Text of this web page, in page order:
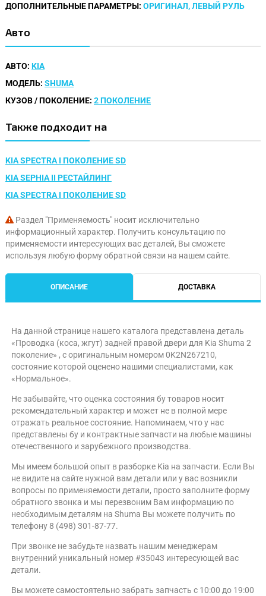
ДОПОЛНИТЕЛЬНЫЕ ПАРАМЕТРЫ: ОРИГИНАЛ, ЛЕВЫЙ РУЛЬ
Авто
АВТО: KIA
МОДЕЛЬ: SHUMA
КУЗОВ / ПОКОЛЕНИЕ: 2 ПОКОЛЕНИЕ
Также подходит на
KIA SPECTRA I ПОКОЛЕНИЕ SD
KIA SEPHIA II РЕСТАЙЛИНГ
KIA SPECTRA I ПОКОЛЕНИЕ SD
Раздел "Применяемость" носит исключительно
информационный характер. Получить консультацию по
применяемости интересующих вас деталей, Вы сможете
используя любую форму обратной связи на нашем сайте.
ОПИСАНИЕ ДОСТАВКА
На данной странице нашего каталога представлена деталь
«Проводка (коса, жгут) задней правой двери для Kia Shuma 2
поколение» , с оригинальным номером 0K2N267210,
состояние которой оценено нашими специалистами, как
«Нормальное».
Не забывайте, что оценка состояния бу товаров носит
рекомендательный характер и может не в полной мере
отражать реальное состояние. Напоминаем, что у нас
представлены бу и контрактные запчасти на любые машины
отечественного и зарубежного производства.
Мы имеем большой опыт в разборке Kia на запчасти. Если Вы
не видите на сайте нужной вам детали или у вас возникли
вопросы по применяемости детали, просто заполните форму
обратного звонка и мы перезвоним Вам информацию по
необходимым деталям на Shuma Вы можете получить по
телефону 8 (498) 301-87-77.
При звонке не забудьте назвать нашим менеджерам
внутренний уникальный номер #35043 интересующей вас
детали.
Вы можете самостоятельно забрать запчасть с 10:00 до 19:00